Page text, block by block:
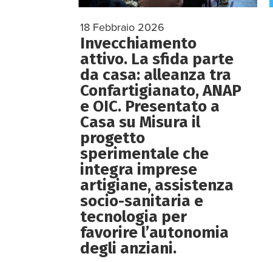
18 Febbraio 2026
Invecchiamento
attivo. La sfida parte
da casa: alleanza tra
Confartigianato, ANAP
e OIC. Presentato a
Casa su Misura il
progetto
sperimentale che
integra imprese
artigiane, assistenza
socio-sanitaria e
tecnologia per
favorire l’autonomia
degli anziani.